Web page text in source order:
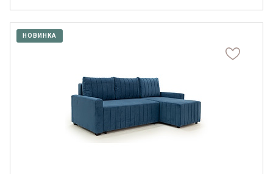
НОВИНКА